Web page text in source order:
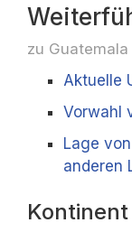
zu Guatemala
Aktuelle
Vorwahl
Lage
anderen
Kontinent